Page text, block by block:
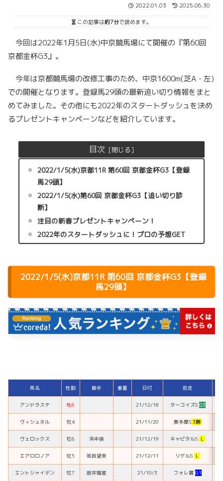
2022.01.03 2025.06.30
この記事は約7分で読めます。
今回は2022年1月5日(水)中京競馬場にて開催の『第60回
京都金杯G3』。
今年は京都競馬場の改修工事のため、中京1600m(芝A・左)
での開催となります。登録馬29頭の最新追い切り情報をまと
めてみました。その他にも2022年のスタートダッシュを決め
るプレゼントキャンペーンなどを紹介しています。
目次
2022/1/5(水)京都11R 第60回 京都金杯G3【登録
馬29頭】
2022/1/5(水)第60回 京都金杯G3【追い切り診
断】
注目の新春プレゼントキャンペーン！
2022年のスタートダッシュに！プロの予想GET
2022/1/5(水)京都11R 第60回 京都金杯G3【登録
馬29頭】
馬名 性齢 騎手 重量 日付 前走
アンドラステ 牝6 21/12/18 ターコイズS G3
ヴィシュネル 牡4 21/11/20 奥多摩S3勝
ヴェロックス 牡6 浜中俊 21/12/19 キャピタルS L
エアロロノア 牡5 岩田望来 21/12/11 リゲルS L
エントシャイデン 牡7 坂井瑠星 21/10/3 フォレ賞 G1